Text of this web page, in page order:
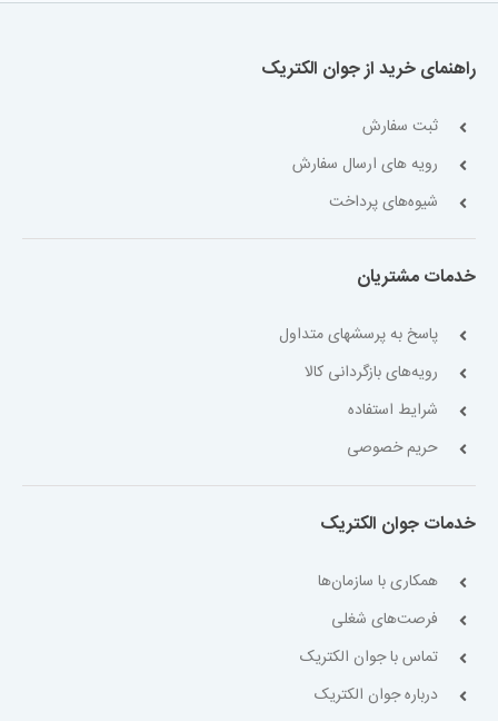
راهنمای خرید از جوان الکتریک
ثبت سفارش
رویه های ارسال سفارش
شیوه‌های پرداخت
خدمات مشتریان
پاسخ به پرسشهای متداول
رویه‌های بازگردانی کالا
شرایط استفاده
حریم خصوصی
خدمات جوان الکتریک
همکاری با سازمان‌ها
فرصت‌های شغلی
تماس با جوان الکتریک
درباره جوان الکتریک